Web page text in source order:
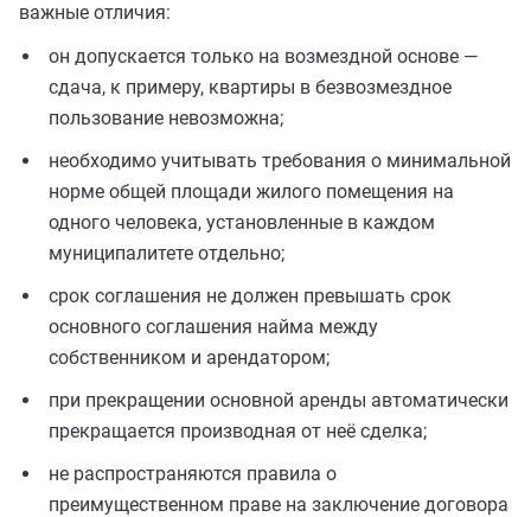
важные отличия:
он допускается только на возмездной основе —
сдача, к примеру, квартиры в безвозмездное
пользование невозможна;
необходимо учитывать требования о минимальной
норме общей площади жилого помещения на
одного человека, установленные в каждом
муниципалитете отдельно;
срок соглашения не должен превышать срок
основного соглашения найма между
собственником и арендатором;
при прекращении основной аренды автоматически
прекращается производная от неё сделка;
не распространяются правила о
преимущественном праве на заключение договора